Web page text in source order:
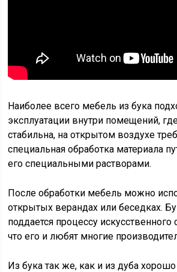
Наиболее всего мебель из бука
эксплуатации внутри помещений,
стабильна, на открытом воздухе
специальная обработка материала
его специальными растворами.
После обработки мебель можно
открытых верандах или беседках.
поддается процессу искусственного
что его и любят многие
Из бука так же, как и из дуба хорошо